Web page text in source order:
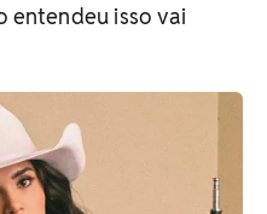
entendeu isso vai